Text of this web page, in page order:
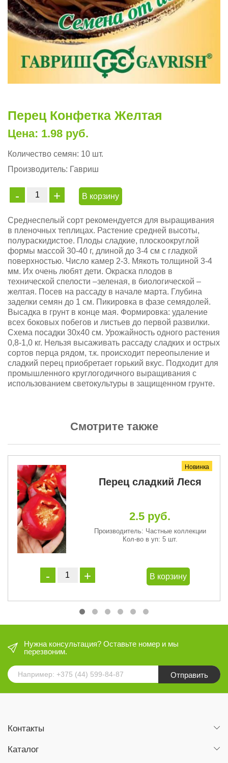
Перец Конфетка Желтая
Цена: 1.98 руб.
Количество семян: 10 шт.
Производитель: Гавриш
В корзину
Среднеспелый сорт рекомендуется для выращивания
в пленочных теплицах. Растение средней высоты,
полураскидистое. Плоды сладкие, плоскоокруглой
формы массой 30-40 г, длиной до 3-4 см с гладкой
поверхностью. Число камер 2-3. Мякоть толщиной 3-4
мм. Их очень любят дети. Окраска плодов в
технической спелости –зеленая, в биологической –
желтая. Посев на рассаду в начале марта. Глубина
заделки семян до 1 см. Пикировка в фазе семядолей.
Высадка в грунт в конце мая. Формировка: удаление
всех боковых побегов и листьев до первой развилки.
Схема посадки 30x40 см. Урожайность одного растения
0,8-1,0 кг. Нельзя высаживать рассаду сладких и острых
сортов перца рядом, т.к. происходит переопыление и
сладкий перец приобретает горький вкус. Подходит для
промышленного круглогодичного выращивания с
использованием светокультуры в защищенном грунте.
Смотрите также
Новинка
Перец сладкий Леся
2.5 руб.
Производитель: Частные коллекции
Кол-во в уп: 5 шт.
В корзину
Нужна консультация? Оставьте номер и мы
перезвоним.
Отправить
Контакты
Каталог